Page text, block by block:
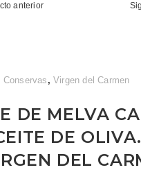
anterior
Conservas ,Virgen del Carmen
DE MELVA
DE
DEL